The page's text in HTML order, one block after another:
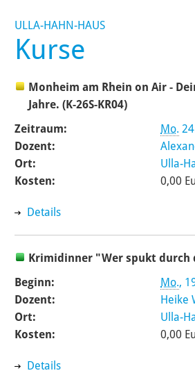
ULLA-HAHN-HAUS
Kurse
Monheim am Rhein on Air -
Jahre. (K-26S-KR04)
Zeitraum:
Mo.
Dozent:
Ort:
Ulla-
Kosten:
0,00
Details
Krimidinner "Wer spukt durch
Beginn:
Mo.,
Dozent:
Heike
Ort:
Ulla-
Kosten:
0,00
Details